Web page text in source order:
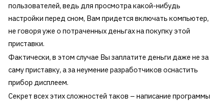
пользователей, ведь для просмотра какой-нибудь
настройки перед сном, Вам придется включать компьютер,
не говоря уже о потраченных деньгах на покупку этой
приставки.
Фактически, в этом случае Вы заплатите деньги даже не за
саму приставку, а за неумение разработчиков оснастить
прибор дисплеем.
Секрет всех этих сложностей таков – написание программы